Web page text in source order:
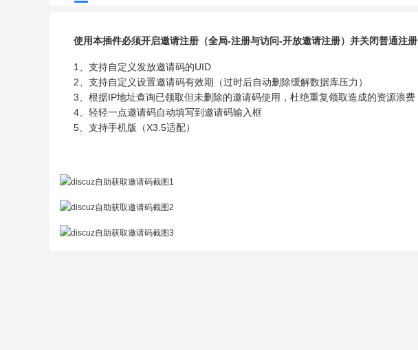
使用本插件必须开启邀请注册（全局-注册与访问-开放邀请注册）并关闭普通注册
1、支持自定义发放邀请码的UID
2、支持自定义设置邀请码有效期（过时后自动删除缓解数据库压力）
3、根据IP地址查询已领取但未删除的邀请码使用，杜绝重复领取造成的资源浪费
4、轻轻一点邀请码自动填写到邀请码输入框
5、支持手机版（X3.5适配）